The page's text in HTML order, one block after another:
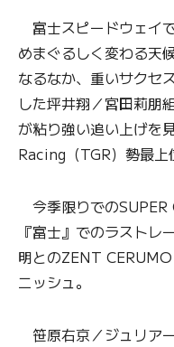
富士スピードウェイ
めまぐるしく変わる天
なるなか、重いサクセ
した坪井翔／宮田莉朋
が粘り強い追い上げを
Racing（TGR）勢最上
今季限りでのSUPER
『富士』でのラストレ
明とのZENT
ニッシュ。
笹原右京／ジュリア